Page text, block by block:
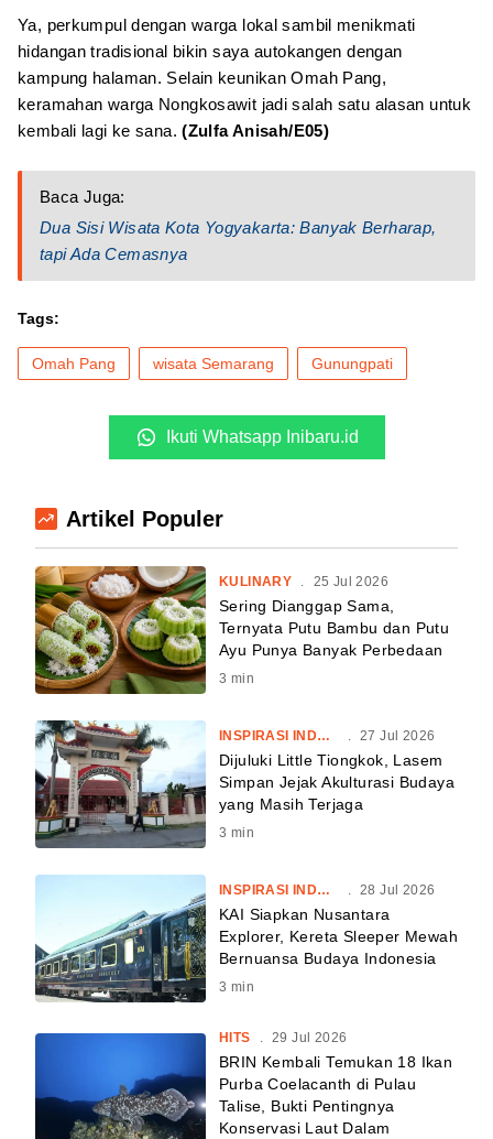
Ya, perkumpul dengan warga lokal sambil menikmati
hidangan tradisional bikin saya autokangen dengan
kampung halaman. Selain keunikan Omah Pang,
keramahan warga Nongkosawit jadi salah satu alasan untuk
kembali lagi ke sana.(Zulfa Anisah/E05)
Baca Juga:
Dua Sisi Wisata Kota Yogyakarta: Banyak Berharap,
tapi Ada Cemasnya
Tags:
Omah Pang wisata Semarang Gunungpati
Ikuti Whatsapp Inibaru.id
Artikel Populer
KULINARY 25 Jul 2026
Sering Dianggap Sama,
Ternyata Putu Bambu dan Putu
Ayu Punya Banyak Perbedaan
3 min
INSPIRASI INDONESIA . 27 Jul 2026
Dijuluki Little Tiongkok, Lasem
Simpan Jejak Akulturasi Budaya
yang Masih Terjaga
3 min
INSPIRASI INDONESIA . 28 Jul 2026
KAI Siapkan Nusantara
Explorer, Kereta Sleeper Mewah
Bernuansa Budaya Indonesia
3 min
HITS . 29 Jul 2026
BRIN Kembali Temukan 18 Ikan
Purba Coelacanth di Pulau
Talise, Bukti Pentingnya
Konservasi Laut Dalam